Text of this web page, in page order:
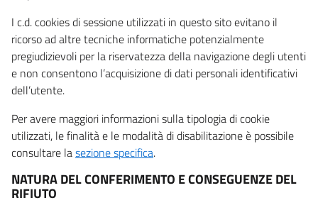
I c.d. cookies di sessione utilizzati in questo sito evitano il
ricorso ad altre tecniche informatiche potenzialmente
pregiudizievoli per la riservatezza della navigazione degli utenti
e non consentono l’acquisizione di dati personali identificativi
dell’utente.
Per avere maggiori informazioni sulla tipologia di cookie
utilizzati, le finalità e le modalità di disabilitazione è possibile
consultare lasezione specifica.
NATURA DEL CONFERIMENTO E CONSEGUENZE DEL
RIFIUTO